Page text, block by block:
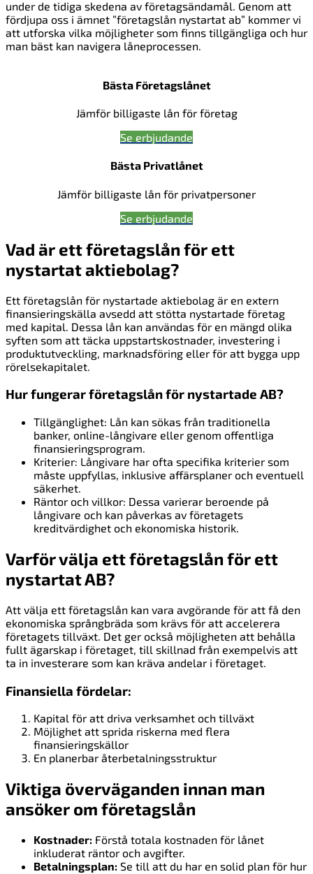
under de tidiga skedena av företagsändamål. Genom att
fördjupa oss i ämnet ”företagslån nystartat ab” kommer vi
att utforska vilka möjligheter som finns tillgängliga och hur
man bäst kan navigera låneprocessen.
Bästa Företagslånet
Jämför billigaste lån för företag
Se erbjudande
Bästa Privatlånet
Jämför billigaste lån för privatpersoner
Se erbjudande
Vad är ett företagslån för ett
nystartat aktiebolag?
Ett företagslån för nystartade aktiebolag är en extern
finansieringskälla avsedd att stötta nystartade företag
med kapital. Dessa lån kan användas för en mängd olika
syften som att täcka uppstartskostnader, investering i
produktutveckling, marknadsföring eller för att bygga upp
rörelsekapitalet.
Hur fungerar företagslån för nystartade AB?
Tillgänglighet: Lån kan sökas från traditionella
banker, online-långivare eller genom offentliga
finansieringsprogram.
Kriterier: Långivare har ofta specifika kriterier som
måste uppfyllas, inklusive affärsplaner och eventuell
säkerhet.
Räntor och villkor: Dessa varierar beroende på
långivare och kan påverkas av företagets
kreditvärdighet och ekonomiska historik.
Varför välja ett företagslån för ett
nystartat AB?
Att välja ett företagslån kan vara avgörande för att få den
ekonomiska språngbräda som krävs för att accelerera
företagets tillväxt. Det ger också möjligheten att behålla
fullt ägarskap i företaget, till skillnad från exempelvis att
ta in investerare som kan kräva andelar i företaget.
Finansiella fördelar:
Kapital för att driva verksamhet och tillväxt
Möjlighet att sprida riskerna med flera
finansieringskällor
En planerbar återbetalningsstruktur
Viktiga överväganden innan man
ansöker om företagslån
Kostnader: Förstå totala kostnaden för lånet
inkluderat räntor och avgifter.
Betalningsplan: Se till att du har en solid plan för hur